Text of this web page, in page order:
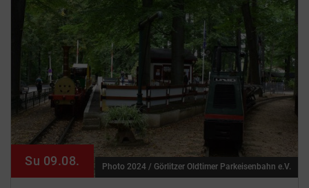
Su 09.08. Photo 2024 / Görlitzer Oldtimer Parkeisenbahn e.V.